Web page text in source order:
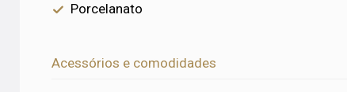
Porcelanato
Acessórios e comodidades